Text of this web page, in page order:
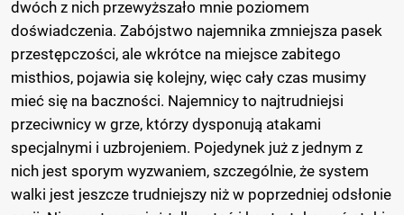
dwóch z nich przewyższało mnie poziomem
doświadczenia. Zabójstwo najemnika zmniejsza pasek
przestępczości, ale wkrótce na miejsce zabitego
misthios, pojawia się kolejny, więc cały czas musimy
mieć się na baczności. Najemnicy to najtrudniejsi
przeciwnicy w grze, którzy dysponują atakami
specjalnymi i uzbrojeniem. Pojedynek już z jednym z
nich jest sporym wyzwaniem, szczególnie, że system
walki jest jeszcze trudniejszy niż w poprzedniej odsłonie